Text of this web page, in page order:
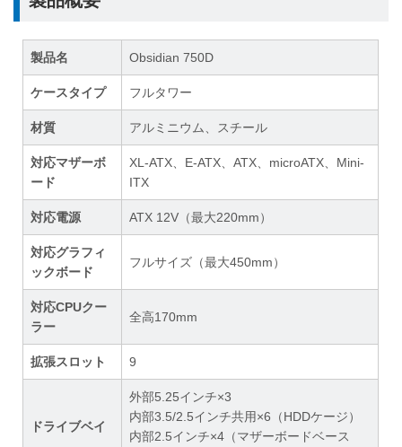
製品名 Obsidian 750D
ケースタイプ フルタワー
材質 アルミニウム、スチール
対応マザーボ
ード
XL-ATX、E-ATX、ATX、microATX、Mini-
ITX
対応電源 ATX 12V（最大220mm）
対応グラフィ
ックボード
フルサイズ（最大450mm）
対応CPUクー
ラー
全高170mm
拡張スロット 9
ドライブベイ
外部5.25インチ×3
内部3.5/2.5インチ共用×6（HDDケージ）
内部2.5インチ×4（マザーボードベース